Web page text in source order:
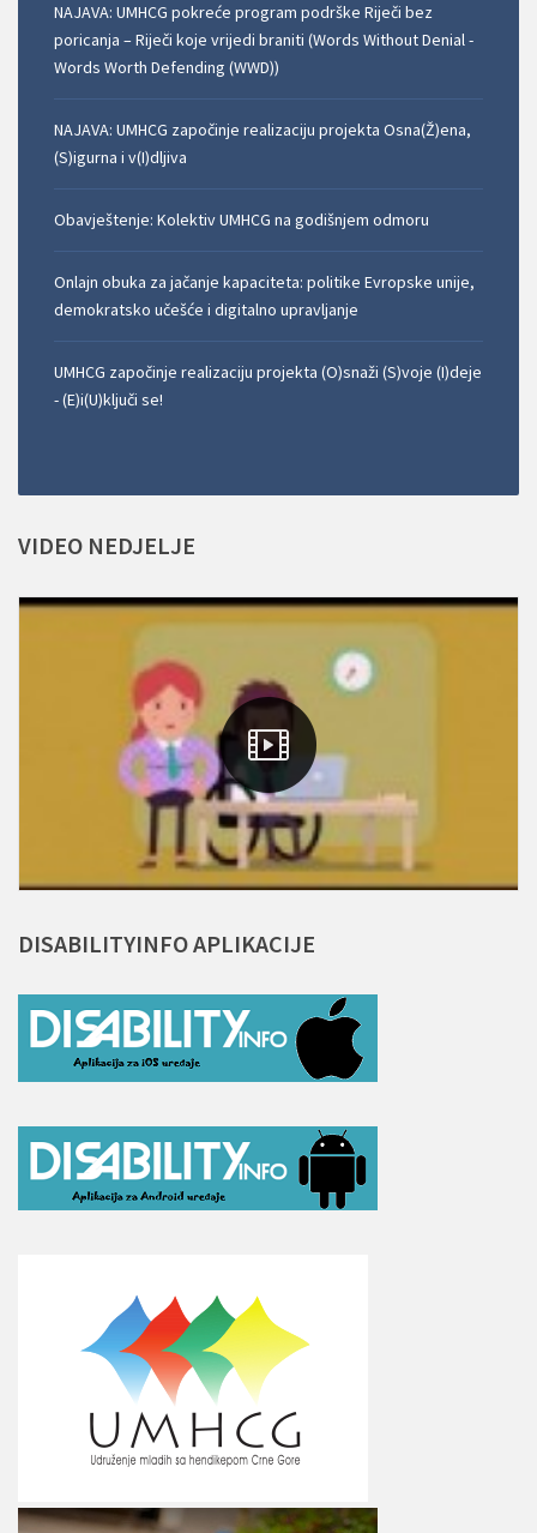
NAJAVA: UMHCG pokreće program podrške Riječi bez
poricanja – Riječi koje vrijedi braniti (Words Without Denial -
Words Worth Defending (WWD))
NAJAVA: UMHCG započinje realizaciju projekta Osna(Ž)ena,
(S)igurna i v(I)dljiva
Obavještenje: Kolektiv UMHCG na godišnjem odmoru
Onlajn obuka za jačanje kapaciteta: politike Evropske unije,
demokratsko učešće i digitalno upravljanje
UMHCG započinje realizaciju projekta (O)snaži (S)voje (I)deje
- (E)i(U)ključi se!
VIDEO NEDJELJE
DISABILITYINFOAPLIKACIJE